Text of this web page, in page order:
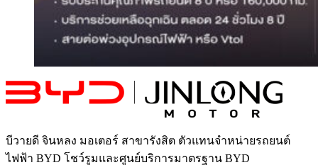
บีวายดี จินหลง มอเตอร์ สาขารังสิต ตัวแทนจำหน่ายรถยนต์
ไฟฟ้า BYD โชว์รูมและศูนย์บริการมาตรฐาน BYD